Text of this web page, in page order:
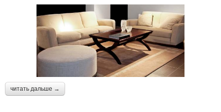
читать дальше →